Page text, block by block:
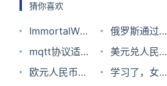
猜你喜欢
ImmortalWrt
密码确定正确
但是提示密码
俄罗斯通过的
新法律将迫使
苹果允许在
mqtt协议适合
传输音视频数
美元兑人民币
汇率2024年2
欧元人民币汇
学习了，女子